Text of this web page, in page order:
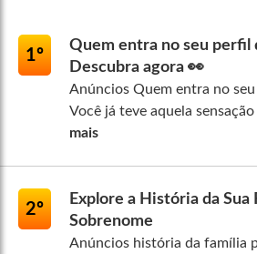
1º
Quem entra no seu perfil
Descubra agora 👀
Anúncios Quem entra no
Você já teve aquela
mais
2º
Explore a História da Sua
Sobrenome
Anúncios história da família